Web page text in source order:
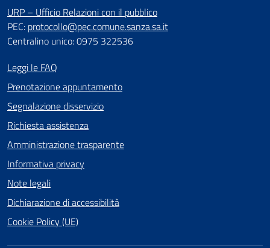
URP – Ufficio Relazioni con il pubblico
PEC: protocollo@pec.comune.sanza.sa.it
Centralino unico: 0975 322536
Leggi le FAQ
Prenotazione appuntamento
Segnalazione disservizio
Richiesta assistenza
Amministrazione trasparente
Informativa privacy
Note legali
Dichiarazione di accessibilità
Cookie Policy (UE)